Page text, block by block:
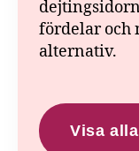
fördelar och
alternativ.
Visa